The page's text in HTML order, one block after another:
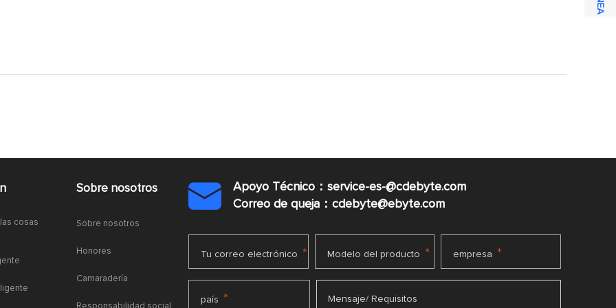
cosas
Sobre nosotros
Sobre nosotros
Honores
Camaradería

Apoyo Técnico：service-es-@cdebyte.com
Correo de queja：cdebyte@ebyte.com
Tu correo electrónico * Modelo del producto * empresa *
país * Mensaje/ Requisitos